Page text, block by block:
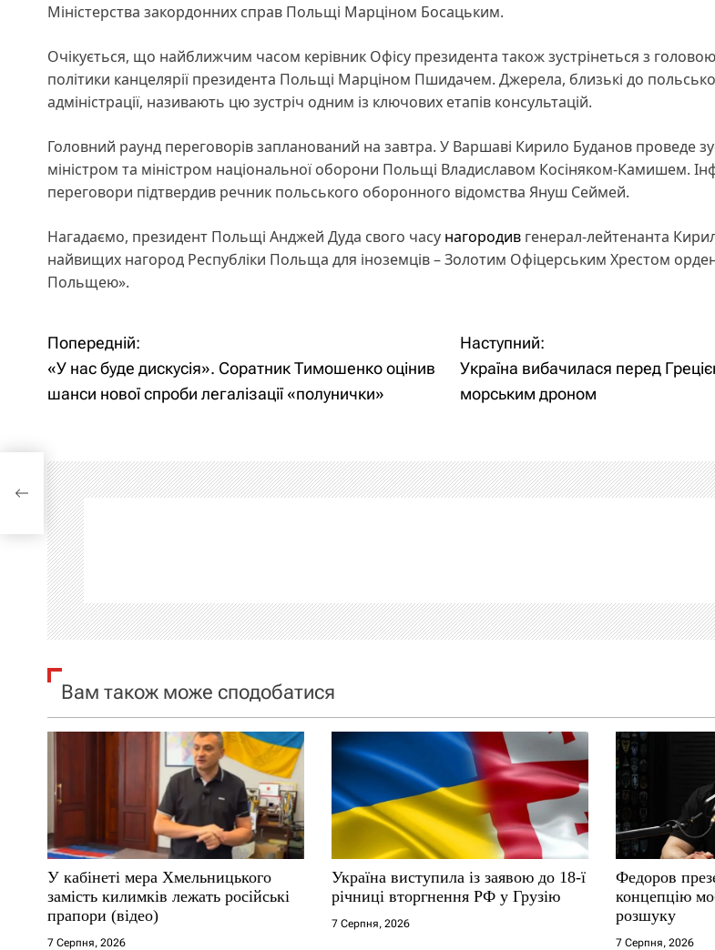
Міністерства закордонних справ Польщі Марціном Босацьким.
Очікується, що найближчим часом керівник Офісу президента також зустрінеться з
політики канцелярії президента Польщі Марціном Пшидачем. Джерела, близькі до
адміністрації, називають цю зустріч одним із ключових етапів консультацій.
Головний раунд переговорів запланований на завтра. У Варшаві Кирило Буданов проведе
міністром та міністром національної оборони Польщі Владиславом Косіняком-Камишем.
переговори підтвердив речник польського оборонного відомства Януш Сеймей.
Нагадаємо, президент Польщі Анджей Дуда свого часу нагородив генерал-лейтенанта
найвищих нагород Республіки Польща для іноземців – Золотим Офіцерським Хрестом
Польщею».
Н
а
і
г
а
ц
і
я
а
п
и
с
і
в
Попередній:
«У нас буде дискусія». Соратник Тимошенко оцінив
шанси нової спроби легалізації «полунички»
Наступний:
Україна вибачилася перед
морським дроном
Вам також може сподобатися
У кабінеті мера Хмельницького
замість килимків лежать російські
прапори (відео)
7 Серпня, 2026
Україна виступила із заявою до 18-ї
річниці вторгнення РФ у Грузію
7 Серпня, 2026
Федоров
концепцію
розшуку
7 Серпня, 2026